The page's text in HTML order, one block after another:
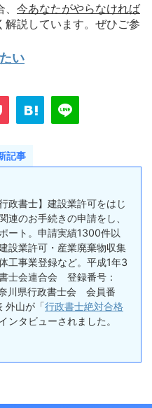
今あなたがやらなければ
解説しています。ぜひご参
い
記事
政書士】建設業許可をはじ
連のお手続きの申請をし、
ート。申請実績1300件以
設業許可・産業廃棄物収集
工事業登録など。平成1年3
士会連合会 登録番号：
川県行政書士会 会員番
外山が「行政書士絶対合格
ンタビューされました。